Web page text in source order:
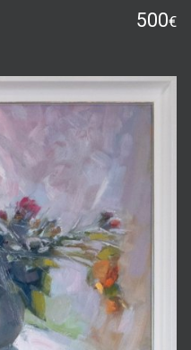
500€